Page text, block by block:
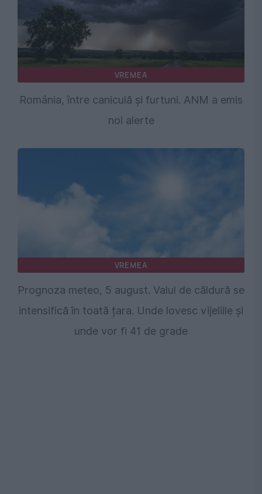
VREMEA
România, între caniculă și furtuni. ANM a emis
noi alerte
VREMEA
Prognoza meteo, 5 august. Valul de căldură se
intensifică în toată țara. Unde lovesc vijeliile și
unde vor fi 41 de grade